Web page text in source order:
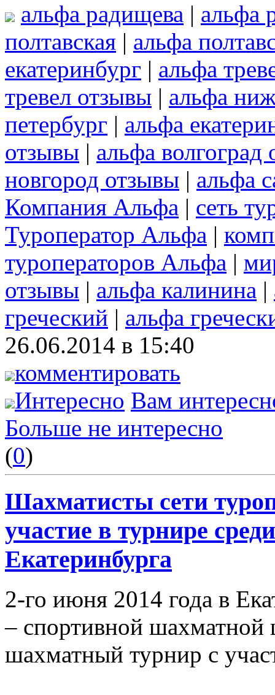
альфа радищева | альфа
полтавская | альфа
екатеринбург | альфа
тревел отзывы | альфа
петербург | альфа
отзывы | альфа волгоград
новгород отзывы | альфа
Компания Альфа | сеть
Туроператор Альфа |
туроператоров Альфа |
отзывы | альфа калинина |
греческий | альфа
26.06.2014 в 15:40
комментировать
Интересно Вам
Больше не интересно
(0)
Шахматисты сети
участие в турнире
Екатеринбурга
2-го июня 2014 года в
– спортивной шахматной
шахматный турнир с